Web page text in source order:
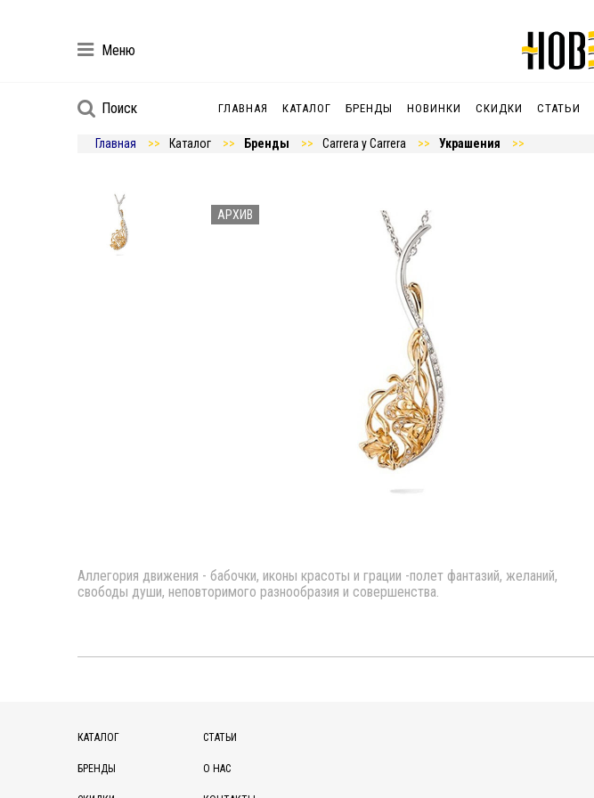
Меню
Поиск ГЛАВНАЯ КАТАЛОГ БРЕНДЫ НОВИНКИ СКИДКИ СТАТЬИ
Главная Каталог Бренды Carrera y Carrera Украшения
АРХИВ
Аллегория движения - бабочки, иконы красоты и грации -полет фантазий, желаний,
свободы души, неповторимого разнообразия и совершенства.
КАТАЛОГ
БРЕНДЫ
СТАТЬИ
О НАС